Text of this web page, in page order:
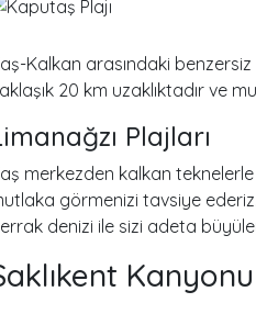
Kalkan arasındaki
20 km uzaklıktadır ve
Plajları
merkezden kalkan
görmenizi tavsiye
denizi ile sizi adeta
Kanyonu